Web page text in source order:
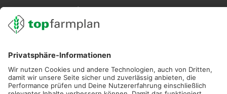
02501 801 44 84
service@topfarmplan.de
Sei immer auf dem Laufenden!
Neue Features, spannende Tipps und hilfreiche Anleitungen!